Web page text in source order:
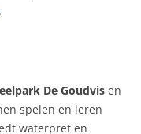
.
De Goudvis en
spelen en leren
waterpret en